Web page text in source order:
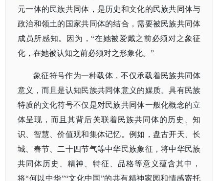
元一体的民族共同体，是历史和文化的民族共同体与
政治和领土的国家共同体的结合，需要被民族共同体
成员所感知。因为，“在她被爱戴之前必须对之象征
化，在她被认知之前必须对之形象化。”
象征符号作为一种载体，不仅承载着民族共同体
意义，而且是认知民族共同体意义的媒质。具有民族
特质的文化符号不仅是对民族共同体一般化概念的立
体呈现，而且其背后关联着民族共同体的历史、知
识、智慧、价值观和集体记忆。例如，盘古开天、长
城、春节、二十四节气等中华民族象征，将中华民族
共同体历史、精神、特征、品格等意义蕴含其中，
将“何以中华”“文化中国”的共有精神家园和情感寄托